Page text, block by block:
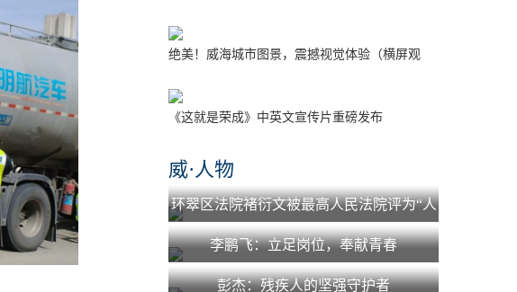
绝美！威海城市图景，震撼视觉体验（横屏观
《这就是荣成》中英文宣传片重磅发布
威·人物
环翠区法院褚衍文被最高人民法院评为“人
民法院少年法庭工作先进个人”
李鹏飞：立足岗位，奉献青春
彭杰：残疾人的坚强守护者